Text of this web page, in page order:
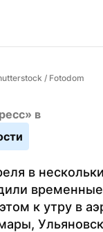
/ Fotodom
в
в
к утру в